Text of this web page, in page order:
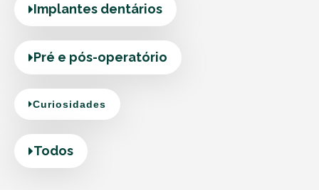
Implantes dentários
Pré e pós-operatório
Curiosidades
Todos